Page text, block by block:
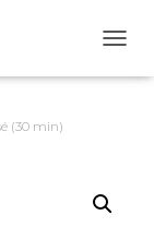
É
(30 min)